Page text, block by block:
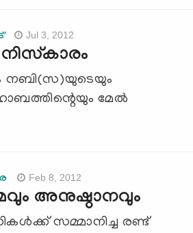
Jul 3, 2012
നബി(സ)യുടെയും
മേല്‍
Feb 8, 2012
അനുഷ്ഠാനവും
സമ്മാനിച്ച രണ്ട്